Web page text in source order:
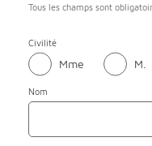
Tous les champs sont
Civilité
Mme M.
Nom